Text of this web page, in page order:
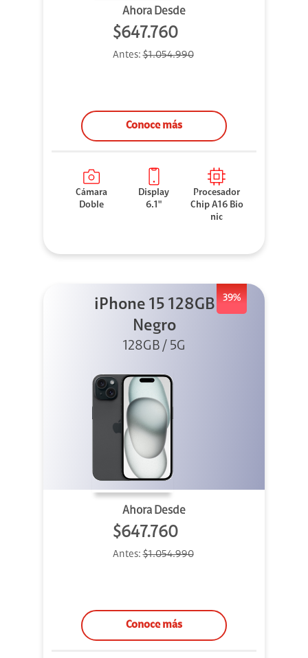
Ahora Desde
$647.760
Antes:$1.054.990
Conoce más
Cámara
Doble
Display
6.1"
Procesador
Chip A16 Bio
nic
39%
iPhone 15 128GB
Negro
128GB / 5G
Ahora Desde
$647.760
Antes:$1.054.990
Conoce más